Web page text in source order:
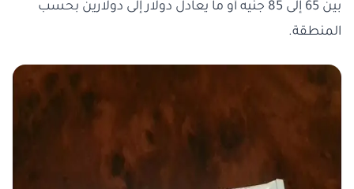
بين 65 إلى 85 جنيه أو ما يعادل دولار إلى دولارين بحسب
المنطقة.